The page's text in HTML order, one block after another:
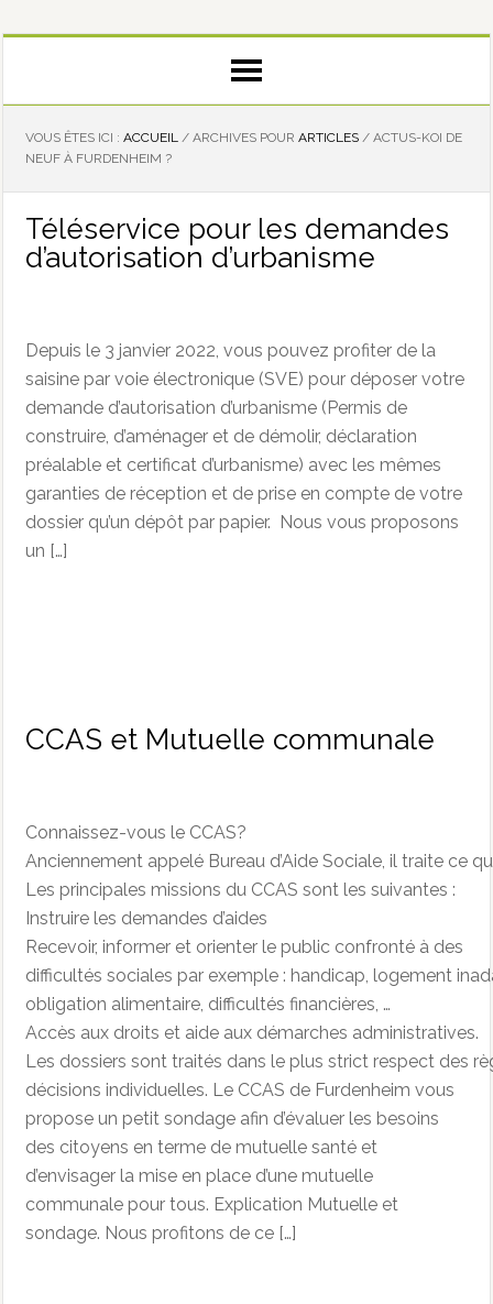
VOUS ÊTES ICI :ACCUEIL / ARCHIVES POURARTICLES / ACTUS-KOI DE
NEUF À FURDENHEIM ?
Téléservice pour les demandes
d’autorisation d’urbanisme
Depuis le 3 janvier 2022, vous pouvez profiter de la
saisine par voie électronique (SVE) pour déposer votre
demande d’autorisation d’urbanisme (Permis de
construire, d’aménager et de démolir, déclaration
préalable et certificat d’urbanisme) avec les mêmes
garanties de réception et de prise en compte de votre
dossier qu’un dépôt par papier. Nous vous proposons
un […]
CCAS et Mutuelle communale
Connaissez-vous le CCAS?
Anciennement appelé Bureau d’Aide Sociale, il traite ce
Les principales missions du CCAS sont les suivantes :
Instruire les demandes d’aides
Recevoir, informer et orienter le public confronté à des
difficultés sociales par exemple : handicap, logement
obligation alimentaire, difficultés financières, …
Accès aux droits et aide aux démarches administratives.
Les dossiers sont traités dans le plus strict respect des
décisions individuelles. Le CCAS de Furdenheim vous
propose un petit sondage afin d’évaluer les besoins
des citoyens en terme de mutuelle santé et
d’envisager la mise en place d’une mutuelle
communale pour tous. Explication Mutuelle et
sondage. Nous profitons de ce […]